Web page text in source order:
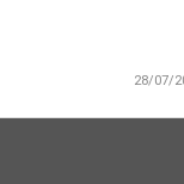
28/07/